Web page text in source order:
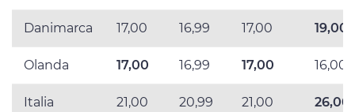
Danimarca 17,00 16,99 17,00 19,00
Olanda 17,00 16,99 17,00 16,00
Italia 21,00 20,99 21,00 26,00